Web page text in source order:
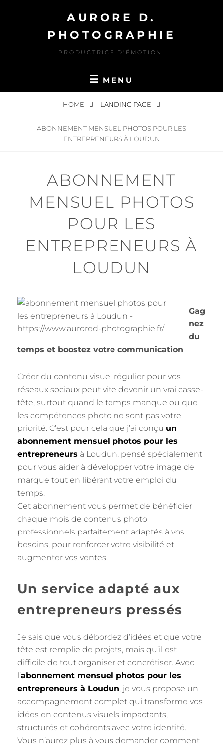
AURORE D.
PHOTOGRAPHIE
PRODUCTRICE D'ÉMOTION.
MENU
HOME LANDING PAGE
ABONNEMENT MENSUEL PHOTOS POUR LES
ENTREPRENEURS À LOUDUN
ABONNEMENT
MENSUEL PHOTOS
POUR LES
ENTREPRENEURS À
LOUDUN
Gag
nez
du
temps et boostez votre communication
Créer du contenu visuel régulier pour vos
réseaux sociaux peut vite devenir un vrai casse-
tête, surtout quand le temps manque ou que
les compétences photo ne sont pas votre
priorité. C’est pour cela que j’ai conçu un
abonnement mensuel photos pour les
entrepreneurs à Loudun, pensé spécialement
pour vous aider à développer votre image de
marque tout en libérant votre emploi du
temps.
Cet abonnement vous permet de bénéficier
chaque mois de contenus photo
professionnels parfaitement adaptés à vos
besoins, pour renforcer votre visibilité et
augmenter vos ventes.
Un service adapté aux
entrepreneurs pressés
Je sais que vous débordez d’idées et que votre
tête est remplie de projets, mais qu’il est
difficile de tout organiser et concrétiser. Avec
l’abonnement mensuel photos pour les
entrepreneurs à Loudun, je vous propose un
accompagnement complet qui transforme vos
idées en contenus visuels impactants,
structurés et cohérents avec votre identité.
Vous n’aurez plus à vous demander comment